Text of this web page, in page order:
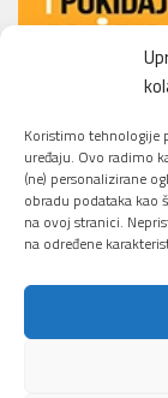
Koristimo tehnologije
uređaju. Ovo radimo
(ne) personalizirane
obradu podataka kao
na ovoj stranici.
na određene